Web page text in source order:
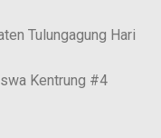
Tulungagung Hari
Kentrung #4